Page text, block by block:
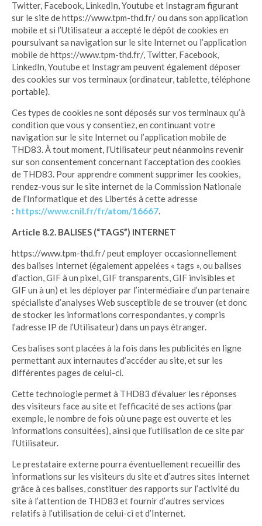
Twitter, Facebook, LinkedIn, Youtube et Instagram figurant
sur le site de https://www.tpm-thd.fr/ ou dans son application
mobile et si l’Utilisateur a accepté le dépôt de cookies en
poursuivant sa navigation sur le site Internet ou l’application
mobile de https://www.tpm-thd.fr/, Twitter, Facebook,
LinkedIn, Youtube et Instagram peuvent également déposer
des cookies sur vos terminaux (ordinateur, tablette, téléphone
portable).
Ces types de cookies ne sont déposés sur vos terminaux qu’à
condition que vous y consentiez, en continuant votre
navigation sur le site Internet ou l’application mobile de
THD83. À tout moment, l’Utilisateur peut néanmoins revenir
sur son consentement concernant l’acceptation des cookies
de THD83. Pour apprendre comment supprimer les cookies,
rendez-vous sur le site internet de la Commission Nationale
de l’Informatique et des Libertés à cette adresse
: https://www.cnil.fr/fr/atom/16667.
Article 8.2. BALISES (“TAGS”) INTERNET
https://www.tpm-thd.fr/ peut employer occasionnellement
des balises Internet (également appelées « tags », ou balises
d’action, GIF à un pixel, GIF transparents, GIF invisibles et
GIF un à un) et les déployer par l’intermédiaire d’un partenaire
spécialiste d’analyses Web susceptible de se trouver (et donc
de stocker les informations correspondantes, y compris
l’adresse IP de l’Utilisateur) dans un pays étranger.
Ces balises sont placées à la fois dans les publicités en ligne
permettant aux internautes d’accéder au site, et sur les
différentes pages de celui-ci.
Cette technologie permet à THD83 d’évaluer les réponses
des visiteurs face au site et l’efficacité de ses actions (par
exemple, le nombre de fois où une page est ouverte et les
informations consultées), ainsi que l’utilisation de ce site par
l’Utilisateur.
Le prestataire externe pourra éventuellement recueillir des
informations sur les visiteurs du site et d’autres sites Internet
grâce à ces balises, constituer des rapports sur l’activité du
site à l’attention de THD83 et fournir d’autres services
relatifs à l’utilisation de celui-ci et d’Internet.